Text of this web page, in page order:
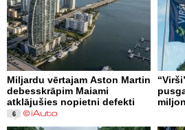
Miljardu vērtajam Aston Martin
debesskrāpim Maiami
atklājušies nopietni defekti
6